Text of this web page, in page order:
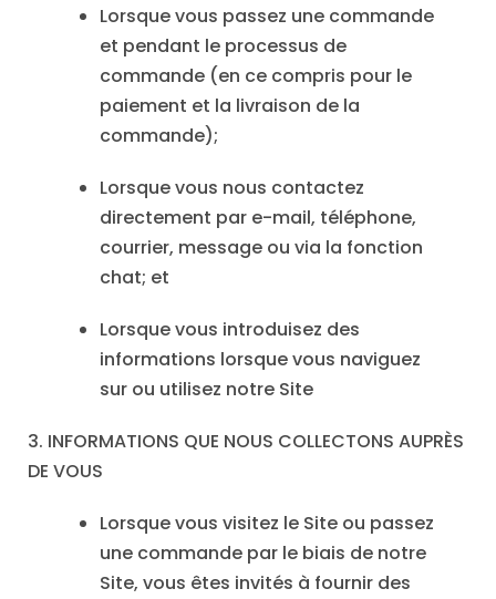
Lorsque vous passez une commande
et pendant le processus de
commande (en ce compris pour le
paiement et la livraison de la
commande);
Lorsque vous nous contactez
directement par e-mail, téléphone,
courrier, message ou via la fonction
chat; et
Lorsque vous introduisez des
informations lorsque vous naviguez
sur ou utilisez notre Site
3. INFORMATIONS QUE NOUS COLLECTONS AUPRÈS
DE VOUS
Lorsque vous visitez le Site ou passez
une commande par le biais de notre
Site, vous êtes invités à fournir des